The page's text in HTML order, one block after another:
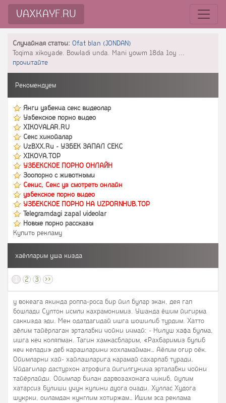
VAXKAYF.RU
Случайная статьи: Ofat blan (JONDAN)
Toqima xikoyade. Bowladi unda. Mani yowm 18da 1oy ...
прочитайте
Рекомендуем
Янги узбекча секс видеолар
Узбекское порно видео
XIKOYALAR.RU
Секс хикойалар
UzBXX.Ru - УЗБЕК ЗАПАЛ СЕКС
XIKOYA.TOP
УЗБЕКСКОЕ ПОРНО ОНЛАЙН
Зоопорно с животными
Секис, Секс уз смотреть онлайн
узбекское порно видео
УЗБЕКСКОЕ ПОРНО НА UZPORNHUB.TOP
Telegramdagi zapal videolar
Новые порно рассказы
Купить рекламу
хаёлларим уша кизда
2 3 >>
у вокеага якинда роппа-роса бир йил булар экан, дея гап
бошлади Султон исмли кахрамонимиз. Ушанда ёшим йигирма
саккизда эди. Мен одатдагидай ишга шошилиб турдим. Хатто
аёлим тайёрлаган эрталабки чойни ичмай: - Нилуш хафа булма,
ишга кеч коляпман. Тагин хамкасбларим, «Рахбаримиз булиб
кеч келади» деб карашларини хохламайман… Аёлим огир оёк.
Ойимларни хай- хайлашларига карамай сахарлаб туради.
Уйдагилар дастурхон атрофига йигилгунича эрталабки чойни
тайёрлайди. Ойимлар билан дарвозахонага чикиб, йулим
хатарсиз булиши учун кулини дуога очади. Хуллас Худога
шукрки, оиламдан кунглим хотиржам… Ишим эса реклама